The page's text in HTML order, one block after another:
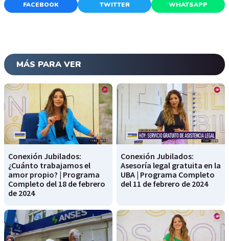
FACEBOOK TWITTER WHATSAPP
MÁS PARA VER
Conexión Jubilados:
¿Cuánto trabajamos el
amor propio? | Programa
Completo del 18 de febrero
de 2024
Conexión Jubilados:
Asesoría legal gratuita en la
UBA | Programa Completo
del 11 de febrero de 2024